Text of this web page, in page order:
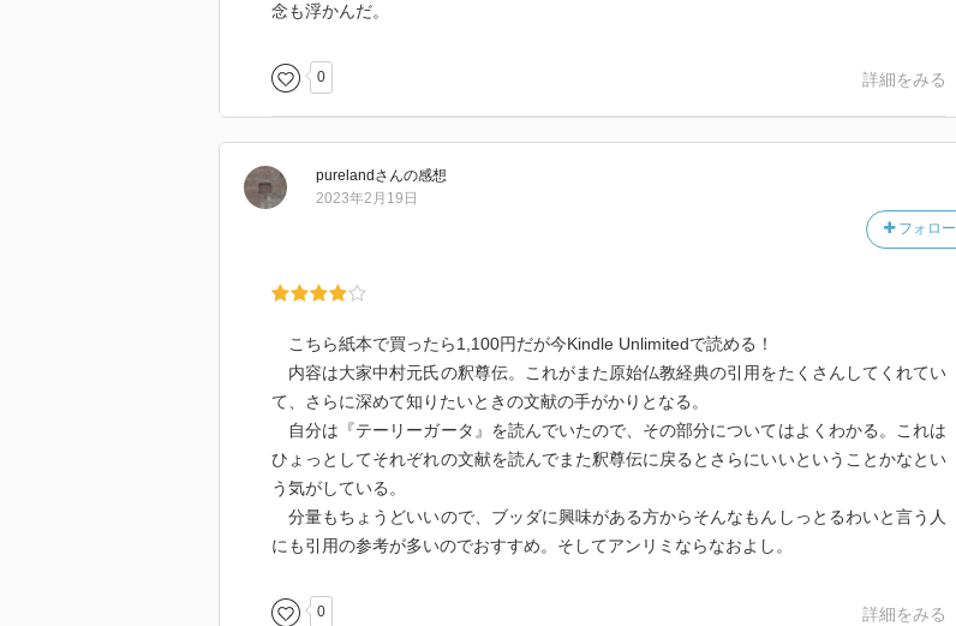
念も浮かんだ。
0 詳細をみる
pureland さんの感想
フォロー
2023年2月19日
こちら紙本で買ったら1,100円だが今Kindle Unlimitedで読める！
内容は大家中村元氏の釈尊伝。これがまた原始仏教経典の引用をたくさんしてくれてい
て、さらに深めて知りたいときの文献の手がかりとなる。
自分は『テーリーガータ』を読んでいたので、その部分についてはよくわかる。これは
ひょっとしてそれぞれの文献を読んでまた釈尊伝に戻るとさらにいいということかなとい
う気がしている。
分量もちょうどいいので、ブッダに興味がある方からそんなもんしっとるわいと言う人
にも引用の参考が多いのでおすすめ。そしてアンリミならなおよし。
0 詳細をみる